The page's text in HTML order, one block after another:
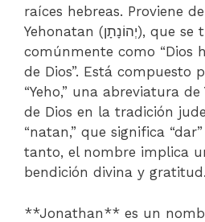
raíces hebreas. Proviene
Yehonatan (יְהוֹנָתָן), que se traduce
comúnmente como “Dios
de Dios”. Está compuesto
“Yeho,” una abreviatura
de Dios en la tradición
“natan,” que significa
tanto, el nombre implica
bendición divina y gratitud.
**Jonathan** es un